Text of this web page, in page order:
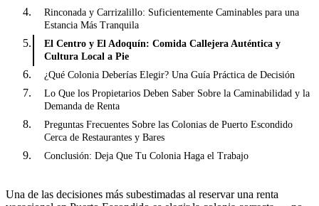
Rinconada y Carrizalillo: Suficientemente Caminables para una
Estancia Más Tranquila
El Centro y El Adoquín: Comida Callejera Auténtica y
Cultura Local a Pie
¿Qué Colonia Deberías Elegir? Una Guía Práctica de Decisión
Lo Que los Propietarios Deben Saber Sobre la Caminabilidad y la
Demanda de Renta
Preguntas Frecuentes Sobre las Colonias de Puerto Escondido
Cerca de Restaurantes y Bares
Conclusión: Deja Que Tu Colonia Haga el Trabajo
Una de las decisiones más subestimadas al reservar una renta